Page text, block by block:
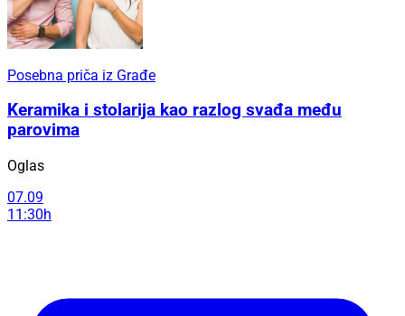
Posebna priča iz Građe
Keramika i stolarija kao razlog svađa među
parovima
Oglas
07.09
11:30h